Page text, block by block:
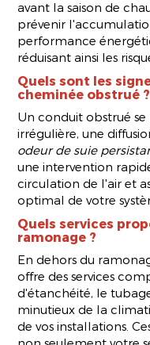
avant la saison de
prévenir
performance
réduisant ainsi les
Quels sont les
cheminée obstrué ?
Un conduit obstrué
irrégulière, une
odeur de suie
une intervention
circulation de l'air et
optimal de votre
Quels services
ramonage ?
En dehors du
offre des services
d'étanchéité, le
minutieux de la
de vos installations.